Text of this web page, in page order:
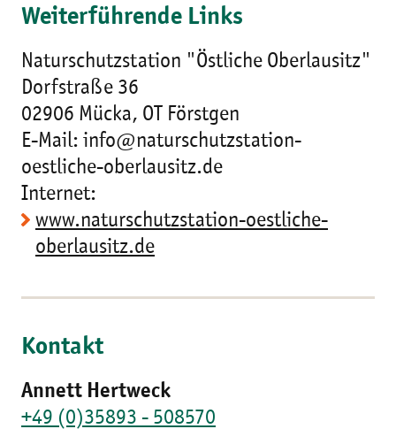
Weiterführende Links
Naturschutzstation "Östliche Oberlausitz"
Dorfstraße 36
02906 Mücka, OT Förstgen
E-Mail: info@naturschutzstation-
oestliche-oberlausitz.de
Internet:
www.naturschutzstation-oestliche-
oberlausitz.de
Kontakt
Annett Hertweck
+49 (0)35893 - 508570